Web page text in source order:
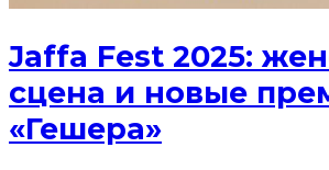
Jaffa Fest 2025:
сцена и новые
«Гешера»